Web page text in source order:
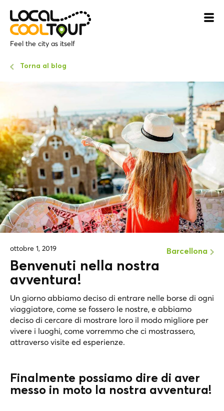
Feel the city as itself
Torna al blog
ottobre 1, 2019 Barcellona
Benvenuti nella nostra
avventura!
Un giorno abbiamo deciso di entrare nelle borse di ogni
viaggiatore, come se fossero le nostre, e abbiamo
deciso di cercare di mostrare loro il modo migliore per
vivere i luoghi, come vorremmo che ci mostrassero,
attraverso visite ed esperienze.
Finalmente possiamo dire di aver
messo in moto la nostra avventura!